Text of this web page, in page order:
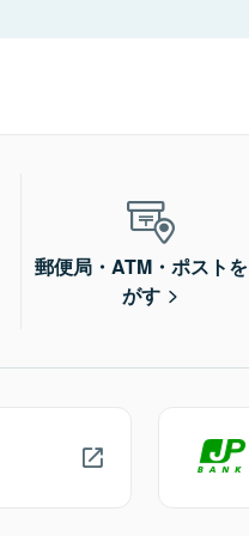
郵便局・ATM・ポスト
がす